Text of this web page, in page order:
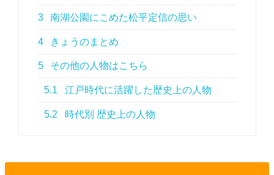
3 南湖公園にこめた松平定信の思い
4 きょうのまとめ
5 その他の人物はこちら
5.1 江戸時代に活躍した歴史上の人物
5.2 時代別 歴史上の人物